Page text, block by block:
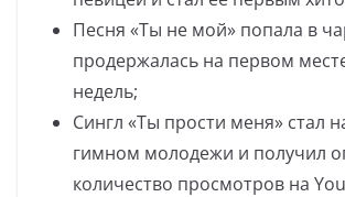
Песня «Ты не мой» попала в
продержалась на первом
недель;
Сингл «Ты прости меня» стал
гимном молодежи и получил
количество просмотров на